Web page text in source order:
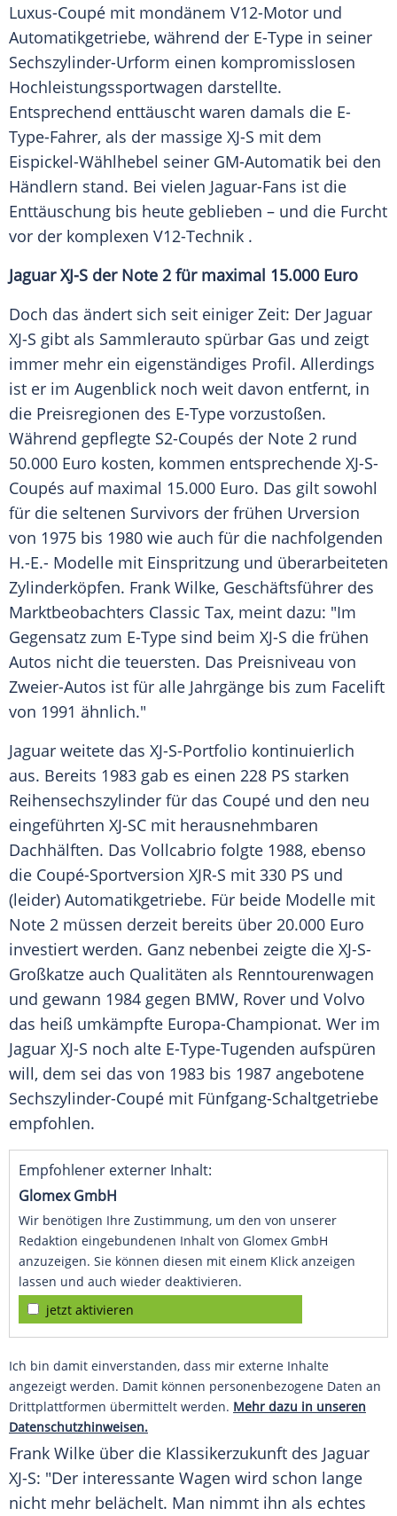
Luxus-Coupé mit mondänem V12-Motor und
Automatikgetriebe, während der E-Type in seiner
Sechszylinder-Urform einen kompromisslosen
Hochleistungssportwagen darstellte.
Entsprechend enttäuscht waren damals die E-
Type-Fahrer, als der massige XJ-S mit dem
Eispickel-Wählhebel seiner GM-Automatik bei den
Händlern stand. Bei vielen Jaguar-Fans ist die
Enttäuschung bis heute geblieben – und die Furcht
vor der komplexen V12-Technik .
Jaguar XJ-S der Note 2 für maximal 15.000 Euro
Doch das ändert sich seit einiger Zeit: Der Jaguar
XJ-S gibt als Sammlerauto spürbar Gas und zeigt
immer mehr ein eigenständiges Profil. Allerdings
ist er im Augenblick noch weit davon entfernt, in
die Preisregionen des E-Type vorzustoßen.
Während gepflegte S2-Coupés der Note 2 rund
50.000 Euro kosten, kommen entsprechende XJ-S-
Coupés auf maximal 15.000 Euro. Das gilt sowohl
für die seltenen Survivors der frühen Urversion
von 1975 bis 1980 wie auch für die nachfolgenden
H.-E.- Modelle mit Einspritzung und überarbeiteten
Zylinderköpfen. Frank Wilke, Geschäftsführer des
Marktbeobachters Classic Tax, meint dazu: "Im
Gegensatz zum E-Type sind beim XJ-S die frühen
Autos nicht die teuersten. Das Preisniveau von
Zweier-Autos ist für alle Jahrgänge bis zum Facelift
von 1991 ähnlich."
Jaguar weitete das XJ-S-Portfolio kontinuierlich
aus. Bereits 1983 gab es einen 228 PS starken
Reihensechszylinder für das Coupé und den neu
eingeführten XJ-SC mit herausnehmbaren
Dachhälften. Das Vollcabrio folgte 1988, ebenso
die Coupé-Sportversion XJR-S mit 330 PS und
(leider) Automatikgetriebe. Für beide Modelle mit
Note 2 müssen derzeit bereits über 20.000 Euro
investiert werden. Ganz nebenbei zeigte die XJ-S-
Großkatze auch Qualitäten als Renntourenwagen
und gewann 1984 gegen BMW, Rover und Volvo
das heiß umkämpfte Europa-Championat. Wer im
Jaguar XJ-S noch alte E-Type-Tugenden aufspüren
will, dem sei das von 1983 bis 1987 angebotene
Sechszylinder-Coupé mit Fünfgang-Schaltgetriebe
empfohlen.
Empfohlener externer Inhalt:
Glomex GmbH
Wir benötigen Ihre Zustimmung, um den von unserer
Redaktion eingebundenen Inhalt von Glomex GmbH
anzuzeigen. Sie können diesen mit einem Klick anzeigen
lassen und auch wieder deaktivieren.
jetzt aktivieren
Ich bin damit einverstanden, dass mir externe Inhalte
angezeigt werden. Damit können personenbezogene Daten an
Drittplattformen übermittelt werden. Mehr dazu in unseren
Datenschutzhinweisen.
Frank Wilke über die Klassikerzukunft des Jaguar
XJ-S: "Der interessante Wagen wird schon lange
nicht mehr belächelt. Man nimmt ihn als echtes